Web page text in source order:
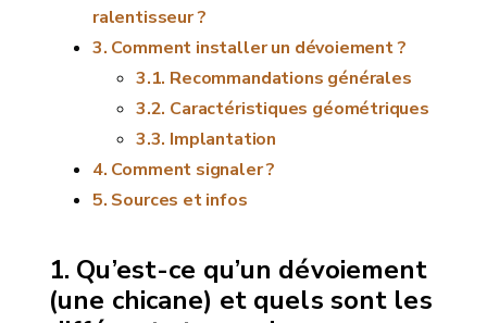
ralentisseur ?
Comment installer un dévoiement ?
Recommandations générales
Caractéristiques géométriques
Implantation
Comment signaler ?
Sources et infos
Qu’est-ce qu’un dévoiement
(une chicane) et quels sont les